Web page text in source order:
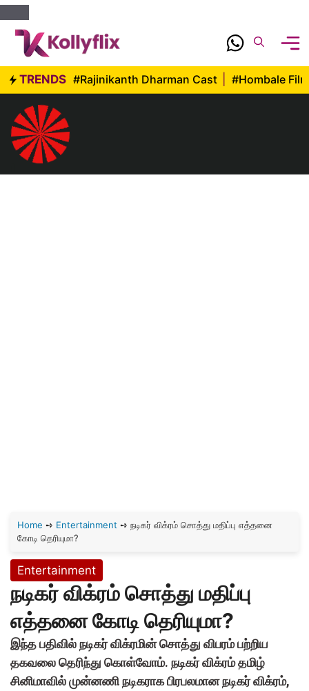
Skip
content
TRENDS #Rajinikanth Dharman Cast #Hombale
Home ➺ Entertainment ➺ நடிகர் விக்ரம் சொத்து மதிப்பு எத்தனை
கோடி தெரியுமா?
Entertainment
நடிகர் விக்ரம் சொத்து மதிப்பு
எத்தனை கோடி தெரியுமா?
இந்த பதிவில் நடிகர் விக்ரமின் சொத்து விபரம் பற்றிய
தகவலை தெரிந்து கொள்வோம். நடிகர் விக்ரம் தமிழ்
சினிமாவில் முன்னணி நடிகராக பிரபலமான நடிகர் விக்ரம்,